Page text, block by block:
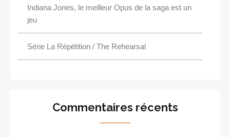
Indiana Jones, le meilleur Opus de la saga est un
jeu
Série La Répétition / The Rehearsal
Commentaires récents